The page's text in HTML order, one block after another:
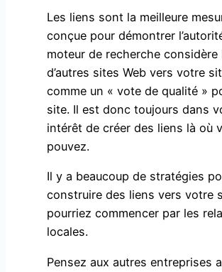
Les liens sont la meilleure
conçue pour démontrer
moteur de recherche considère
d’autres sites Web vers votre
comme un « vote de qualité »
site. Il est donc toujours dans
intérêt de créer des liens là où
pouvez.
Il y a beaucoup de stratégies
construire des liens vers votre
pourriez commencer par les
locales.
Pensez aux autres entreprises